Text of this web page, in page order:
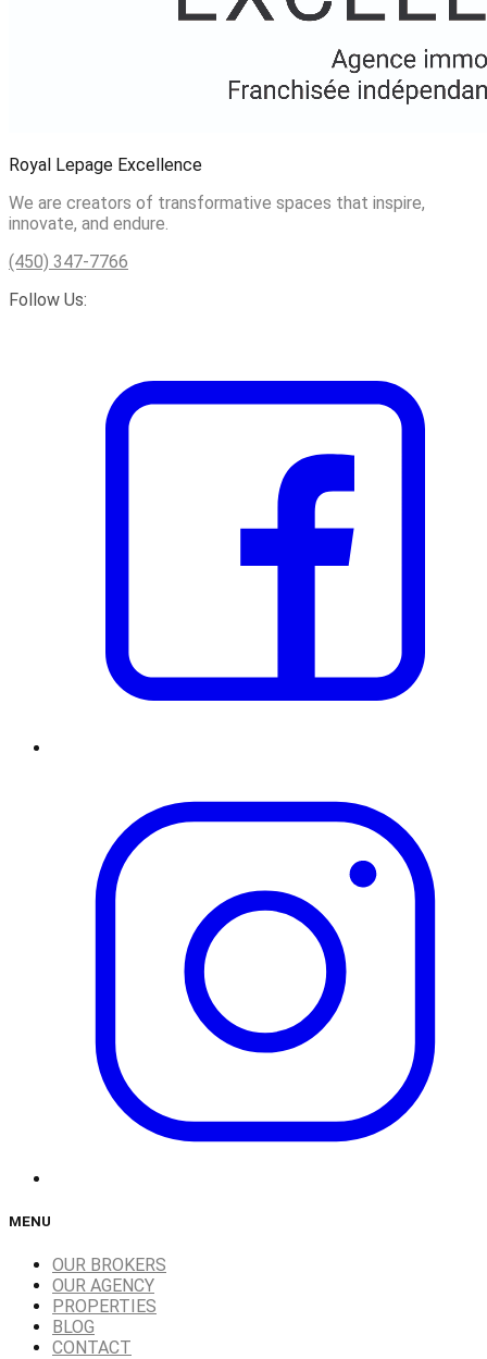
Royal Lepage Excellence
We are creators of transformative spaces that inspire,
innovate, and endure.
(450) 347-7766
Follow Us:
MENU
OUR BROKERS
OUR AGENCY
PROPERTIES
BLOG
CONTACT